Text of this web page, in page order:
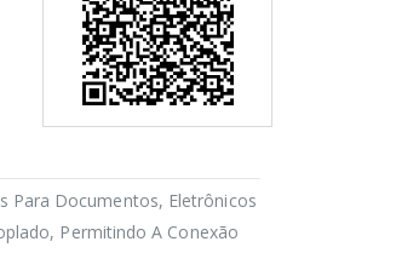
Para Documentos, Eletrônicos
Permitindo A Conexão